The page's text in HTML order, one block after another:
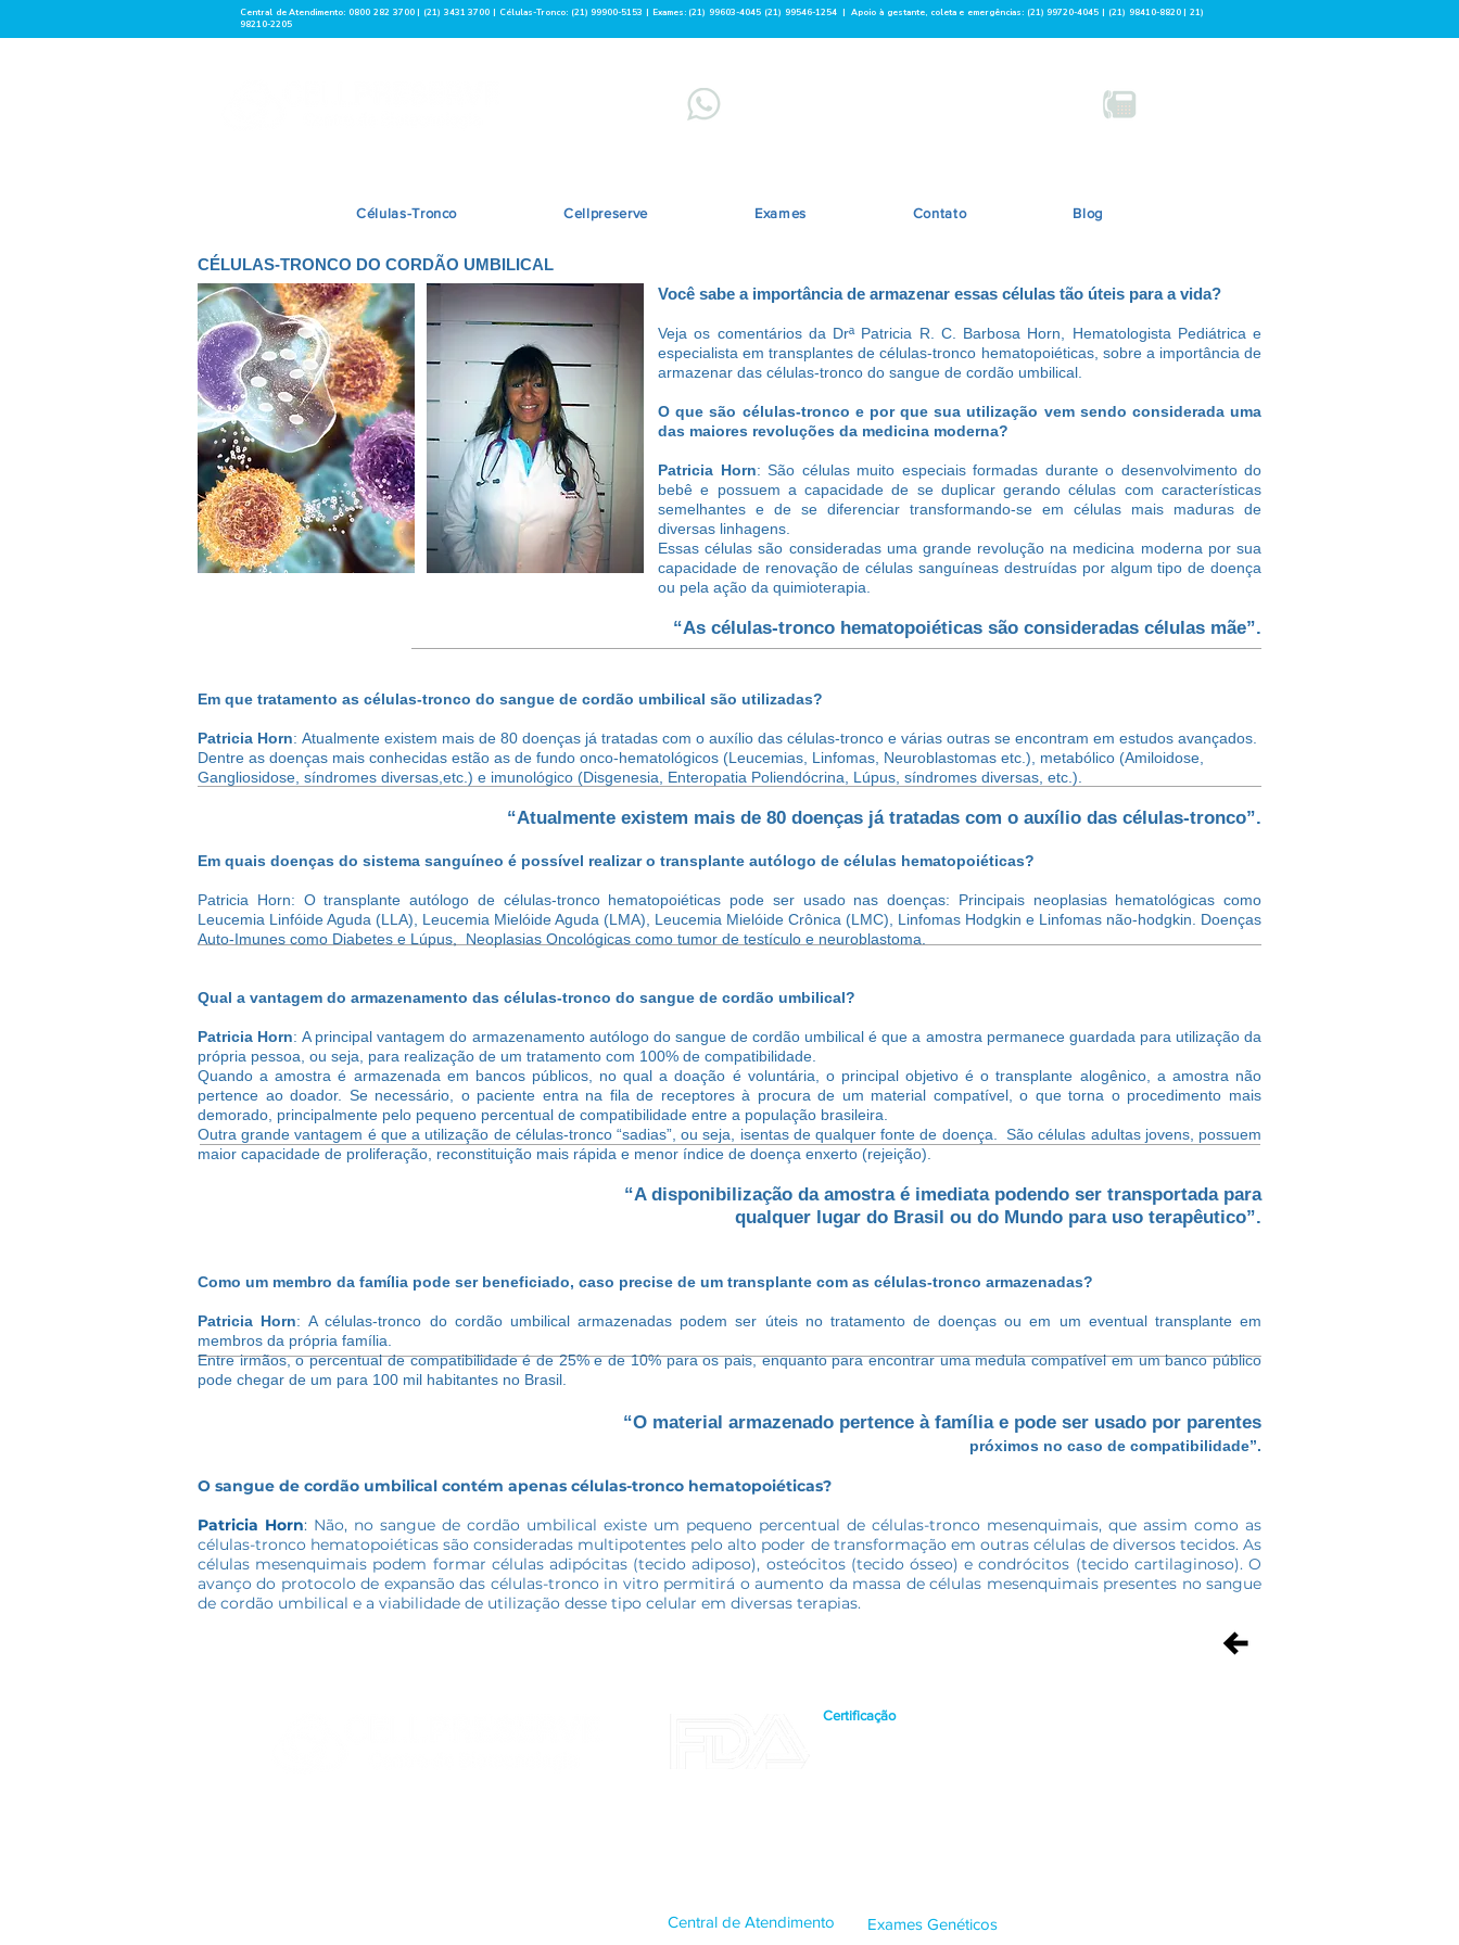
Central de Atendimento: 0800 282 3700 | (21) 3431 3700 | Células-Tronco: (21) 99900-5153 | Exames: (21) 99603-4045 (21) 99546-1254 | Apoio à gestante, coleta e emergências: (21) 99720-4045 | (21) 98410-8820 | 21)
98210-2205
Células-Tronco Cellpreserve Exames Contato Blog
CÉLULAS-TRONCO DO CORDÃO UMBILICAL
Você sabe a importância de armazenar essas células tão úteis para a vida?
Veja os comentários da Drª Patricia R. C. Barbosa Horn, Hematologista Pediátrica e
especialista em transplantes de células-tronco hematopoiéticas, sobre a importância de
armazenar das células-tronco do sangue de cordão umbilical.
O que são células-tronco e por que sua utilização vem sendo considerada uma
das maiores revoluções da medicina moderna?
Patricia Horn: São células muito especiais formadas durante o desenvolvimento do
bebê e possuem a capacidade de se duplicar gerando células com características
semelhantes e de se diferenciar transformando-se em células mais maduras de
diversas linhagens.
Essas células são consideradas uma grande revolução na medicina moderna por sua
capacidade de renovação de células sanguíneas destruídas por algum tipo de doença
ou pela ação da quimioterapia.
“As células-tronco hematopoiéticas são consideradas células mãe”.
Em que tratamento as células-tronco do sangue de cordão umbilical são utilizadas?
Patricia Horn: Atualmente existem mais de 80 doenças já tratadas com o auxílio das células-tronco e várias outras se encontram em estudos avançados.
Dentre as doenças mais conhecidas estão as de fundo onco-hematológicos (Leucemias, Linfomas, Neuroblastomas etc.), metabólico (Amiloidose,
Gangliosidose, síndromes diversas,etc.) e imunológico (Disgenesia, Enteropatia Poliendócrina, Lúpus, síndromes diversas, etc.).
“Atualmente existem mais de 80 doenças já tratadas com o auxílio das células-tronco”.
Em quais doenças do sistema sanguíneo é possível realizar o transplante autólogo de células hematopoiéticas?
Patricia Horn: O transplante autólogo de células-tronco hematopoiéticas pode ser usado nas doenças: Principais neoplasias hematológicas como
Leucemia Linfóide Aguda (LLA), Leucemia Mielóide Aguda (LMA), Leucemia Mielóide Crônica (LMC), Linfomas Hodgkin e Linfomas não-hodgkin. Doenças
Auto-Imunes como Diabetes e Lúpus, Neoplasias Oncológicas como tumor de testículo e neuroblastoma.
Qual a vantagem do armazenamento das células-tronco do sangue de cordão umbilical?
Patricia Horn: A principal vantagem do armazenamento autólogo do sangue de cordão umbilical é que a amostra permanece guardada para utilização da
própria pessoa, ou seja, para realização de um tratamento com 100% de compatibilidade.
Quando a amostra é armazenada em bancos públicos, no qual a doação é voluntária, o principal objetivo é o transplante alogênico, a amostra não
pertence ao doador. Se necessário, o paciente entra na fila de receptores à procura de um material compatível, o que torna o procedimento mais
demorado, principalmente pelo pequeno percentual de compatibilidade entre a população brasileira.
Outra grande vantagem é que a utilização de células-tronco “sadias”, ou seja, isentas de qualquer fonte de doença. São células adultas jovens, possuem
maior capacidade de proliferação, reconstituição mais rápida e menor índice de doença enxerto (rejeição).
“A disponibilização da amostra é imediata podendo ser transportada para
qualquer lugar do Brasil ou do Mundo para uso terapêutico”.
Como um membro da família pode ser beneficiado, caso precise de um transplante com as células-tronco armazenadas?
Patricia Horn: A células-tronco do cordão umbilical armazenadas podem ser úteis no tratamento de doenças ou em um eventual transplante em
membros da própria família.
Entre irmãos, o percentual de compatibilidade é de 25% e de 10% para os pais, enquanto para encontrar uma medula compatível em um banco público
pode chegar de um para 100 mil habitantes no Brasil.
“O material armazenado pertence à família e pode ser usado por parentes
próximos no caso de compatibilidade”.
O sangue de cordão umbilical contém apenas células-tronco hematopoiéticas?
Patricia Horn: Não, no sangue de cordão umbilical existe um pequeno percentual de células-tronco mesenquimais, que assim como as
células-tronco hematopoiéticas são consideradas multipotentes pelo alto poder de transformação em outras células de diversos tecidos. As
células mesenquimais podem formar células adipócitas (tecido adiposo), osteócitos (tecido ósseo) e condrócitos (tecido cartilaginoso). O
avanço do protocolo de expansão das células-tronco in vitro permitirá o aumento da massa de células mesenquimais presentes no sangue
de cordão umbilical e a viabilidade de utilização desse tipo celular em diversas terapias.
Certificação
Central de Atendimento Exames Genéticos